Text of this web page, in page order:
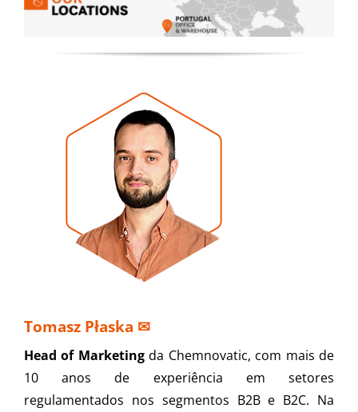
Tomasz Płaska ✉
Head of Marketingda Chemnovatic, com mais de
10 anos de experiência em setores
regulamentados nos segmentos B2B e B2C. Na